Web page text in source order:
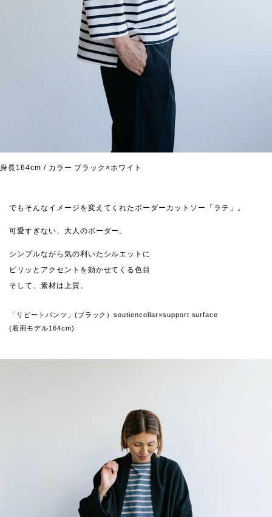
身長164cm / カラー ブラック×ホワイト
でもそんなイメージを変えてくれたボーダーカットソー「ラテ」。
可愛すぎない、大人のボーダー。
シンプルながら気の利いたシルエットに
ピリッとアクセントを効かせてくる色目
そして、素材は上質。
「リピートパンツ」(ブラック）soutiencollar×support surface
(着用モデル164cm)